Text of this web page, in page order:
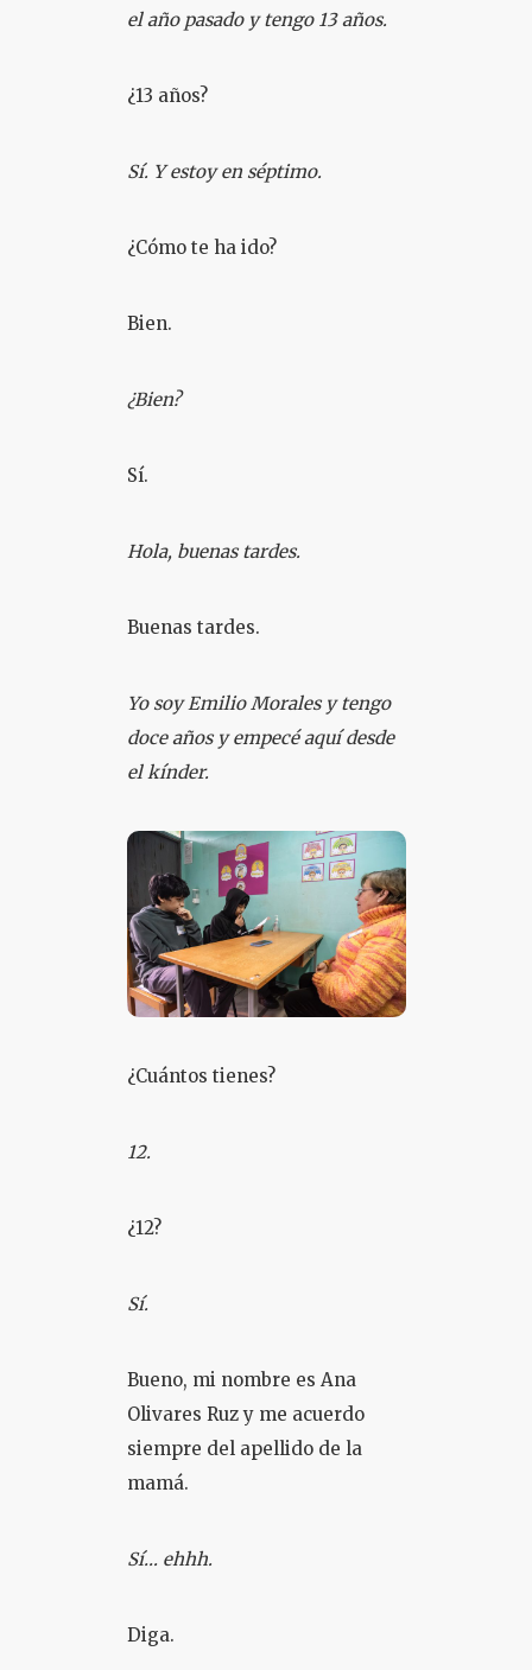
el año pasado y tengo 13 años.
¿13 años?
Sí. Y estoy en séptimo.
¿Cómo te ha ido?
Bien.
¿Bien?
Sí.
Hola, buenas tardes.
Buenas tardes.
Yo soy Emilio Morales y tengo
doce años y empecé aquí desde
el kínder.
¿Cuántos tienes?
12.
¿12?
Sí.
Bueno, mi nombre es Ana
Olivares Ruz y me acuerdo
siempre del apellido de la
mamá.
Sí… ehhh.
Diga.